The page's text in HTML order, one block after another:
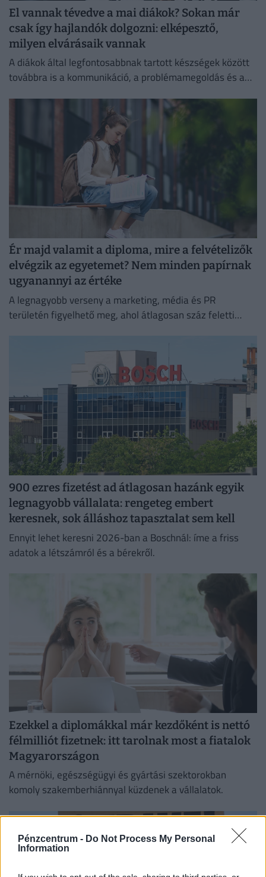
Pénzcentrum - Do Not Process My Personal
Information
El vannak tévedve a mai diákok? Sokan már
csak így hajlandók dolgozni: elképesztő,
milyen elvárásaik vannak
A diákok által legfontosabbnak tartott készségek között
továbbra is a kommunikáció, a problémamegoldás és a
Ér majd valamit a diploma, mire a felvételizők
elvégzik az egyetemet? Nem minden papírnak
ugyanannyi az értéke
A legnagyobb verseny a marketing, média és PR
területén figyelhető meg, ahol átlagosan száz feletti
900 ezres fizetést ad átlagosan hazánk egyik
legnagyobb vállalata: rengeteg embert
keresnek, sok álláshoz tapasztalat sem kell
Ennyit lehet keresni 2026-ban a Boschnál: íme a friss
adatok a létszámról és a bérekről.
Ezekkel a diplomákkal már kezdőként is nettó
félmilliót fizetnek: itt tarolnak most a fiatalok
Magyarországon
A mérnöki, egészségügyi és gyártási szektorokban
komoly szakemberhiánnyal küzdenek a vállalatok.